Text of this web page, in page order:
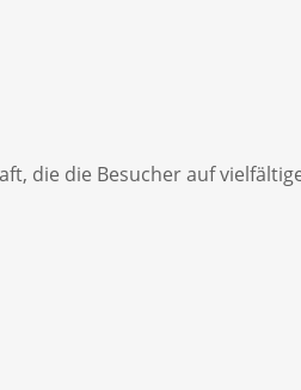
die die Besucher auf